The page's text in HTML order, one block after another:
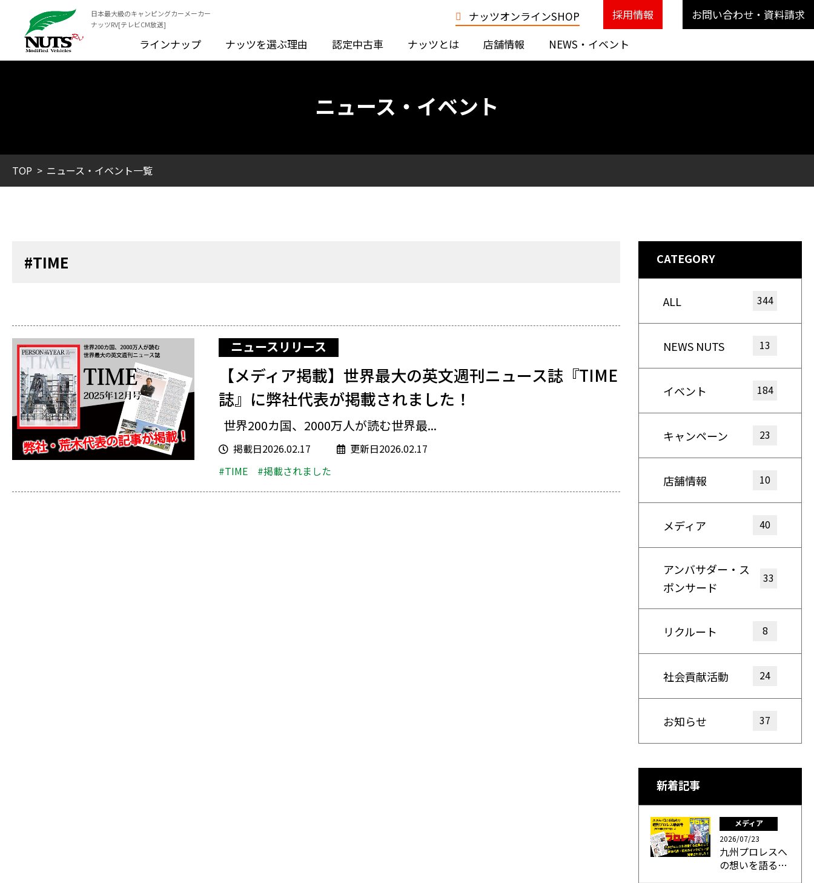
日本最大級のキャンピングカーメーカー
ナッツRV[テレビCM放送]
お問い合わせ・資料請求
ラインナップ
ナッツを選ぶ理由 認定中古車 ナッツとは 店舗情報 NEWS・イベント
ナッツオンラインSHOP 採用情報
ニュース・イベント
TOP ニュース・イベント一覧
#TIME
ニュースリリース
【メディア掲載】世界最大の英文週刊ニュース誌『TIME
誌』に弊社代表が掲載されました！
世界200カ国、2000万人が読む世界最...
掲載日2026.02.17
更新日2026.02.17
#TIME
#掲載されました
CATEGORY
ALL 344
NEWS NUTS 13
イベント 184
キャンペーン 23
店舗情報 10
メディア 40
アンバサダー・ス
ポンサード
33
リクルート 8
社会貢献活動 24
お知らせ 37
新着記事
メディア
2026/07/23
九州プロレスへ
の想いを語る…